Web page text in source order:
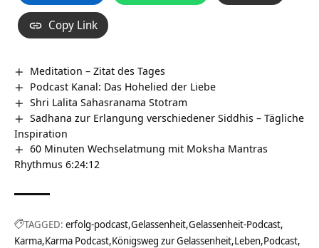
Copy Link
Meditation – Zitat des Tages
Podcast Kanal: Das Hohelied der Liebe
Shri Lalita Sahasranama Stotram
Sadhana zur Erlangung verschiedener Siddhis – Tägliche
Inspiration
60 Minuten Wechselatmung mit Moksha Mantras
Rhythmus 6:24:12
TAGGED: erfolg-podcast Gelassenheit Gelassenheit-Podcast
Karma Karma Podcast Königsweg zur Gelassenheit Leben Podcast